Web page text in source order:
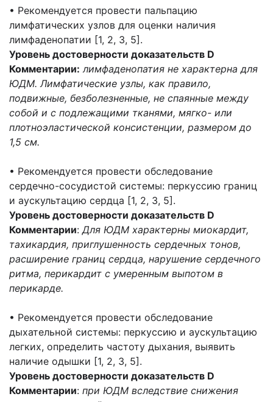
• Рекомендуется провести пальпацию
лимфатических узлов для оценки наличия
лимфаденопатии [1, 2, 3, 5].
Уровень достоверности доказательств D
Комментарии: лимфаденопатия не характерна для
ЮДМ. Лимфатические узлы, как правило,
подвижные, безболезненные, не спаянные между
собой и с подлежащими тканями, мягко- или
плотноэластической консистенции, размером до
1,5 см.
• Рекомендуется провести обследование
сердечно-сосудистой системы: перкуссию границ
и аускультацию сердца [1, 2, 3, 5].
Уровень достоверности доказательств D
Комментарии:Для ЮДМ характерны миокардит,
тахикардия, приглушенность сердечных тонов,
расширение границ сердца, нарушение сердечного
ритма, перикардит с умеренным выпотом в
перикарде.
• Рекомендуется провести обследование
дыхательной системы: перкуссию и аускультацию
легких, определить частоту дыхания, выявить
наличие одышки [1, 2, 3, 5].
Уровень достоверности доказательств D
Комментарии: при ЮДМ вследствие снижения